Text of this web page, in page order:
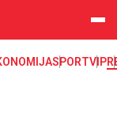
SPORTVIP